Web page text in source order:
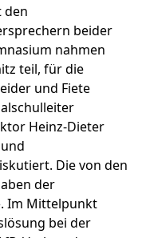
den
beider
nahmen
teil, für die
und Fiete
Heinz-Dieter
Die von den
der
Im Mittelpunkt
bei der